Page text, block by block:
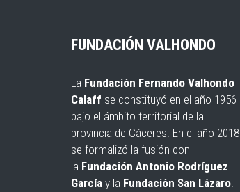
FUNDACIÓN VALHONDO
La Fundación Fernando Valhondo
Calaff se constituyó en el año 1956
bajo el ámbito territorial de la
provincia de Cáceres. En el año 2018
se formalizó la fusión con
la Fundación Antonio Rodríguez
García y la Fundación San Lázaro.